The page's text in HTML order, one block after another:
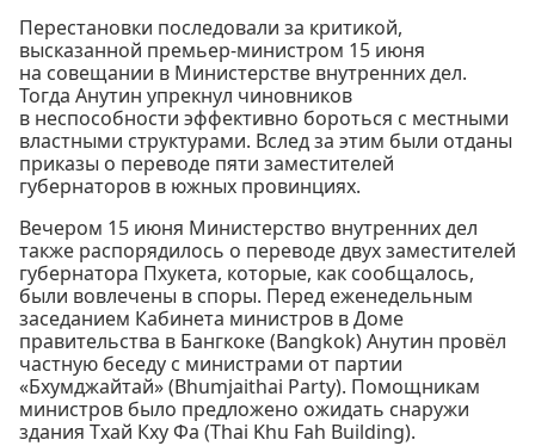
Перестановки последовали за критикой,
высказанной премьер-министром 15 июня
на совещании в Министерстве внутренних дел.
Тогда Анутин упрекнул чиновников
в неспособности эффективно бороться с местными
властными структурами. Вслед за этим были отданы
приказы о переводе пяти заместителей
губернаторов в южных провинциях.
Вечером 15 июня Министерство внутренних дел
также распорядилось о переводе двух заместителей
губернатора Пхукета, которые, как сообщалось,
были вовлечены в споры. Перед еженедельным
заседанием Кабинета министров в Доме
правительства в Бангкоке (Bangkok) Анутин провёл
частную беседу с министрами от партии
«Бхумджайтай» (Bhumjaithai Party). Помощникам
министров было предложено ожидать снаружи
здания Тхай Кху Фа (Thai Khu Fah Building).